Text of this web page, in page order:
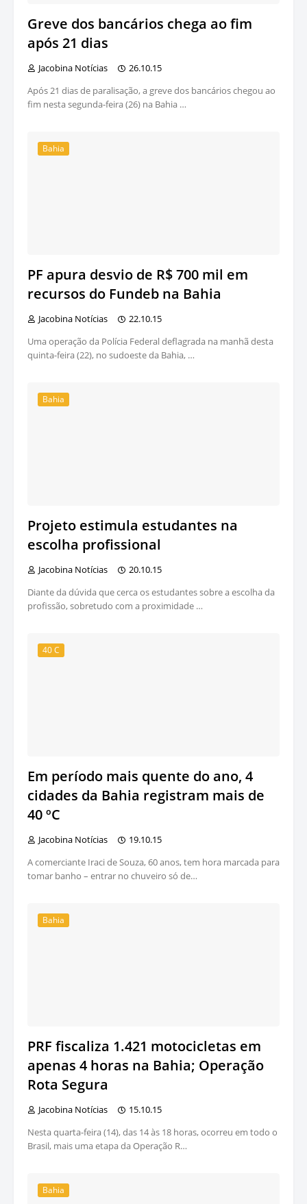
Greve dos bancários chega ao fim
após 21 dias
Jacobina Notícias
26.10.15
Após 21 dias de paralisação, a greve dos bancários chegou ao
fim nesta segunda-feira (26) na Bahia …
Bahia
PF apura desvio de R$ 700 mil em
recursos do Fundeb na Bahia
Jacobina Notícias
22.10.15
Uma operação da Polícia Federal deflagrada na manhã desta
quinta-feira (22), no sudoeste da Bahia, …
Bahia
Projeto estimula estudantes na
escolha profissional
Jacobina Notícias
20.10.15
Diante da dúvida que cerca os estudantes sobre a escolha da
profissão, sobretudo com a proximidade …
40 C
Em período mais quente do ano, 4
cidades da Bahia registram mais de
40 ºC
Jacobina Notícias
19.10.15
A comerciante Iraci de Souza, 60 anos, tem hora marcada para
tomar banho – entrar no chuveiro só de…
Bahia
PRF fiscaliza 1.421 motocicletas em
apenas 4 horas na Bahia; Operação
Rota Segura
Jacobina Notícias
15.10.15
Nesta quarta-feira (14), das 14 às 18 horas, ocorreu em todo o
Brasil, mais uma etapa da Operação R…
Bahia